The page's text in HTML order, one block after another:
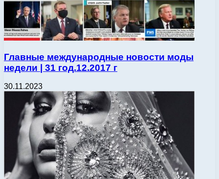
Главные международные новости моды
недели | 31 год.12.2017 г
30.11.2023